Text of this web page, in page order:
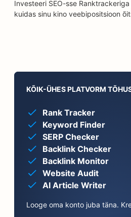
Investeeri SEO-sse
kuidas sinu kino veebipositsioon
KÕIK-ÜHES PLATVORM
Rank Tracker
Keyword Finder
SERP Checker
Backlink Checker
Backlink Monitor
Website Audit
AI Article Writer
Looge oma konto juba täna.